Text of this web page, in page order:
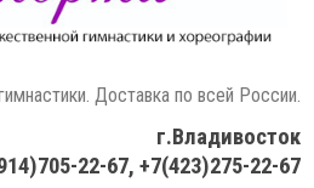
Доставка по всей России.
г.Владивосток
22-67, +7(423)275-22-67